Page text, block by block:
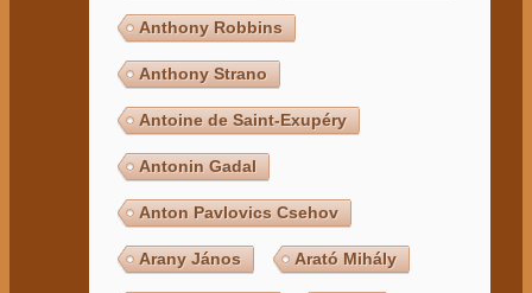
Anthony Robbins
Anthony Strano
Antoine de Saint-Exupéry
Antonin Gadal
Anton Pavlovics Csehov
Arany János Arató Mihály